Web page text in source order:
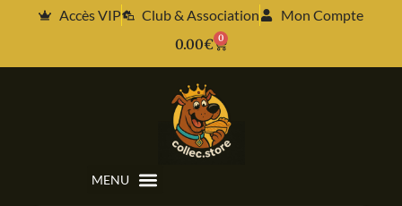
Accès VIP Club & Association
Mon Compte
0.00€ 0